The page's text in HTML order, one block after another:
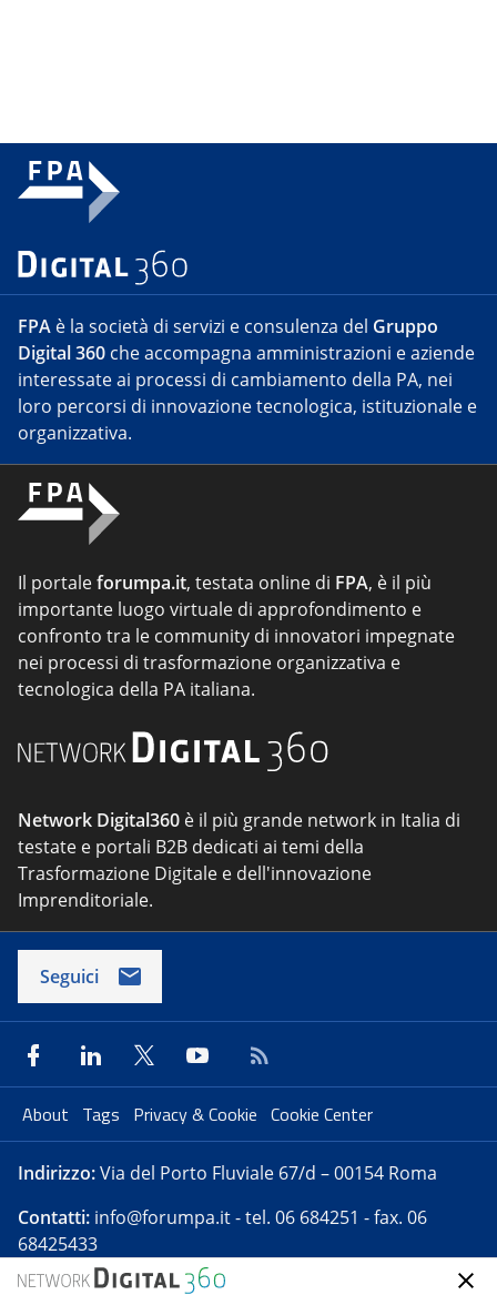
FPA è la società di servizi e consulenza del Gruppo
Digital 360 che accompagna amministrazioni e aziende
interessate ai processi di cambiamento della PA, nei
loro percorsi di innovazione tecnologica, istituzionale e
organizzativa.
Il portaleforumpa.it, testata online di FPA, è il più
importante luogo virtuale di approfondimento e
confronto tra le community di innovatori impegnate
nei processi di trasformazione organizzativa e
tecnologica della PA italiana.
Network Digital360 è il più grande network in Italia di
testate e portali B2B dedicati ai temi della
Trasformazione Digitale e dell'innovazione
Imprenditoriale.
Seguici
About Tags Privacy & Cookie Cookie Center
Indirizzo:Via del Porto Fluviale 67/d – 00154 Roma
Contatti: info@forumpa.it- tel. 06 684251 - fax. 06
68425433